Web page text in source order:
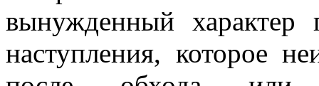
вынужденный характер
наступления, которое